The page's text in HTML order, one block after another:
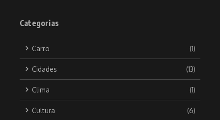
Categorias
Carro (1)
Cidades (13)
Clima (1)
Cultura (6)